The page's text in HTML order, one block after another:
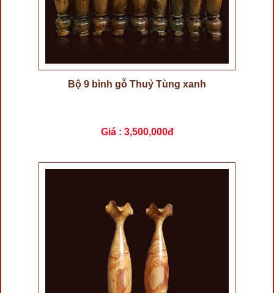
Bộ 9 bình gỗ Thuỷ Tùng xanh
Giá : 3,500,000đ